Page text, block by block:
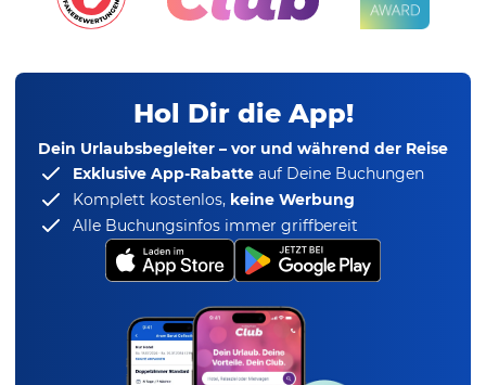
Hol Dir die App!
Dein Urlaubsbegleiter – vor und während der Reise
Exklusive App-Rabatte auf Deine Buchungen
Komplett kostenlos, keine Werbung
Alle Buchungsinfos immer griffbereit